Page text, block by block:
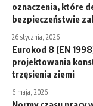
oznaczenia, które
bezpieczeństwie
26 stycznia, 2026
Eurokod 8 (EN
projektowania
trzęsienia ziemi
6 maja, 2026